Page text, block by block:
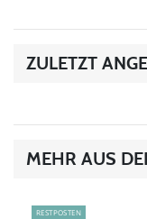
ZULETZT
MEHR AUS
RESTPOSTEN